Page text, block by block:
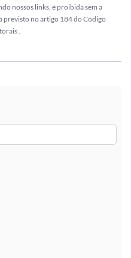
nossos links, é proibida sem a
previsto no artigo 184 do Código